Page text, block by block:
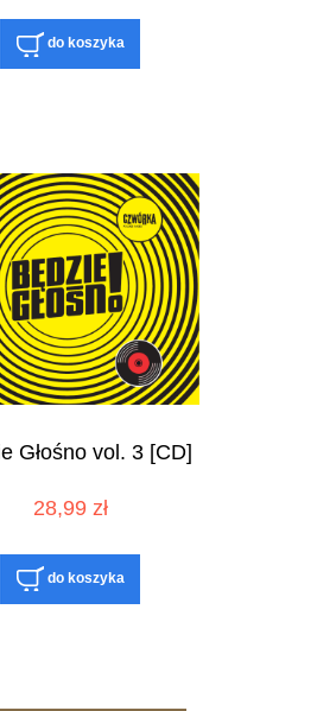
do koszyka
Głośno vol. 3 [CD]
28,99 zł
do koszyka